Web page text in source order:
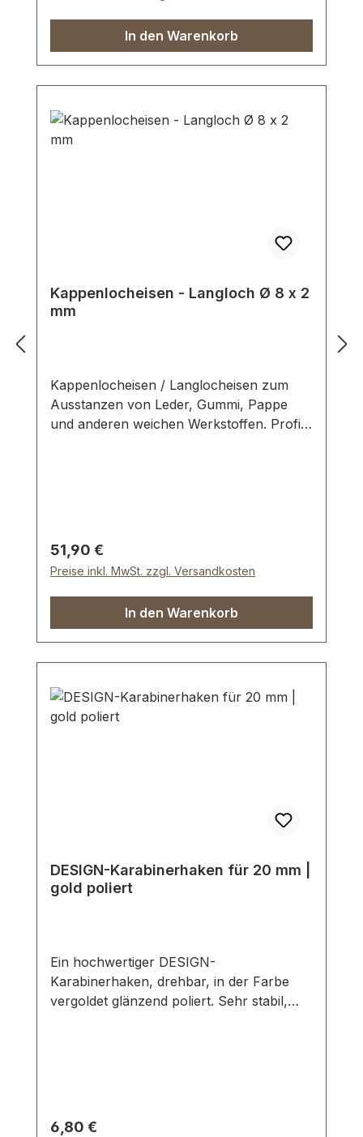
In den Warenkorb
Kappenlocheisen - Langloch Ø 8 x 2
mm
Kappenlocheisen / Langlocheisen zum
Ausstanzen von Leder, Gummi, Pappe
und anderen weichen Werkstoffen. Profi-
lackiert. Lieferumfang: 1 Stück
Kappenlocheisen Ø 8 x 2 mm Die Arbeit
mit Schonhammer und Schlagunterlage
wird dringend empfohlen.
Regulärer Preis:
51,90 €
Preise inkl. MwSt. zzgl. Versandkosten
In den Warenkorb
DESIGN-Karabinerhaken für 20 mm |
gold poliert
Ein hochwertiger DESIGN-
Karabinerhaken, drehbar, in der Farbe
vergoldet glänzend poliert. Sehr stabil,
Regulärer Preis:
6,80 €